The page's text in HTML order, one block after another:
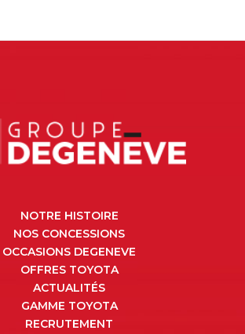
NOTRE HISTOIRE
NOS CONCESSIONS
OCCASIONS DEGENEVE
OFFRES TOYOTA
ACTUALITÉS
GAMME TOYOTA
RECRUTEMENT